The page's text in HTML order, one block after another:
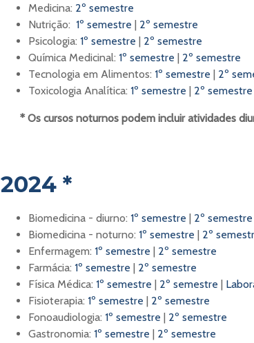
Medicina: 2º semestre
Nutrição: 1º semestre | 2º semestre
Psicologia: 1º semestre | 2º semestre
Química Medicinal: 1º semestre | 2º semestre
Tecnologia em Alimentos: 1º semestre | 2º
Toxicologia Analítica: 1º semestre | 2º semestre
* Os cursos noturnos podem incluir atividades
2024 *
Biomedicina - diurno: 1º semestre
2º semestre
Biomedicina - noturno: 1º semestre
2º
Enfermagem: 1º semestre
2º semestre
Farmácia: 1º semestre
2º semestre
Física Médica: 1º semestre 2º semestre
Fisioterapia: 1º semestre
2º semestre
Fonoaudiologia: 1º semestre
2º semestre
Gastronomia: 1º semestre
2º semestre